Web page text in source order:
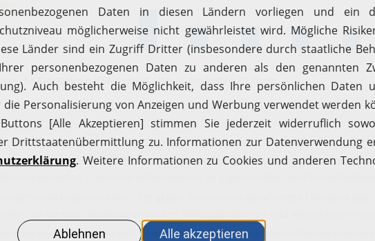
die Aktivitäten auf Sharepoint-Sites in den letzten 10 Tagen.
Explorer-Option ermöglicht Ihnen einen ausführlichen Überblick über die
Komponenten – inklusive Informationen zu Eigenschaften und
Management-Berichte geben Ihnen einen detaillierten Überblick
zu Farmen, Inhaltsdatenbanken, Webapplikationen und
nahtlose Zusammenarbeit sicher, indem Sie Ihre SharePoint-Onlineserver